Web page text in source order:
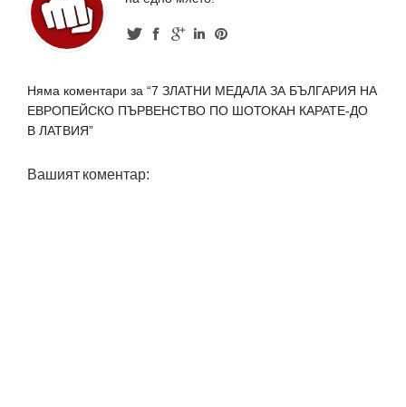
Няма коментари за “7 ЗЛАТНИ МЕДАЛА ЗА БЪЛГАРИЯ НА
ЕВРОПЕЙСКО ПЪРВЕНСТВО ПО ШОТОКАН КАРАТЕ-ДО
В ЛАТВИЯ”
Вашият коментар: